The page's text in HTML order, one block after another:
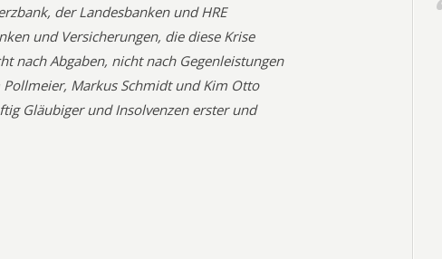
der Landesbanken und HRE
und Versicherungen, die diese Krise
nach Abgaben, nicht nach Gegenleistungen
Markus Schmidt und Kim Otto
Gläubiger und Insolvenzen erster und